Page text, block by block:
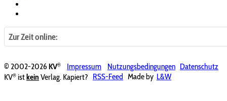
Zur Zeit online:
© 2002-2026KV® Impressum Nutzungsbedingungen Datenschutz
KV® istkein Verlag. Kapiert? RSS-Feed Made by L&W